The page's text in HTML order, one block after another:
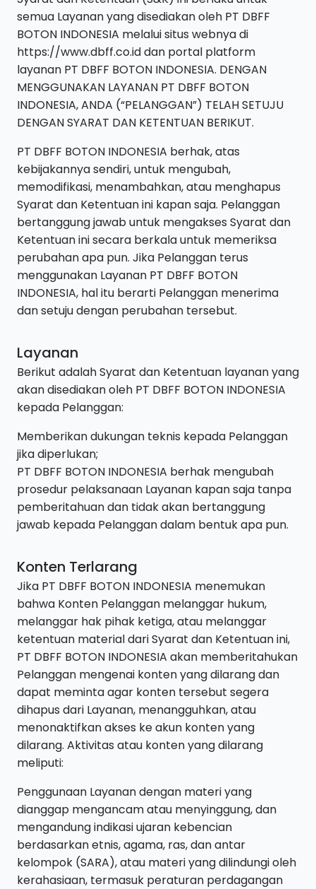
semua Layanan yang disediakan oleh PT DBFF
BOTON INDONESIA melalui situs webnya di
https://www.dbff.co.id dan portal platform
layanan PT DBFF BOTON INDONESIA. DENGAN
MENGGUNAKAN LAYANAN PT DBFF BOTON
INDONESIA, ANDA (“PELANGGAN”) TELAH SETUJU
DENGAN SYARAT DAN KETENTUAN BERIKUT.
PT DBFF BOTON INDONESIA berhak, atas
kebijakannya sendiri, untuk mengubah,
memodifikasi, menambahkan, atau menghapus
Syarat dan Ketentuan ini kapan saja. Pelanggan
bertanggung jawab untuk mengakses Syarat dan
Ketentuan ini secara berkala untuk memeriksa
perubahan apa pun. Jika Pelanggan terus
menggunakan Layanan PT DBFF BOTON
INDONESIA, hal itu berarti Pelanggan menerima
dan setuju dengan perubahan tersebut.
Layanan
Berikut adalah Syarat dan Ketentuan layanan yang
akan disediakan oleh PT DBFF BOTON INDONESIA
kepada Pelanggan:
Memberikan dukungan teknis kepada Pelanggan
jika diperlukan;
PT DBFF BOTON INDONESIA berhak mengubah
prosedur pelaksanaan Layanan kapan saja tanpa
pemberitahuan dan tidak akan bertanggung
jawab kepada Pelanggan dalam bentuk apa pun.
Konten Terlarang
Jika PT DBFF BOTON INDONESIA menemukan
bahwa Konten Pelanggan melanggar hukum,
melanggar hak pihak ketiga, atau melanggar
ketentuan material dari Syarat dan Ketentuan ini,
PT DBFF BOTON INDONESIA akan memberitahukan
Pelanggan mengenai konten yang dilarang dan
dapat meminta agar konten tersebut segera
dihapus dari Layanan, menangguhkan, atau
menonaktifkan akses ke akun konten yang
dilarang. Aktivitas atau konten yang dilarang
meliputi:
Penggunaan Layanan dengan materi yang
dianggap mengancam atau menyinggung, dan
mengandung indikasi ujaran kebencian
berdasarkan etnis, agama, ras, dan antar
kelompok (SARA), atau materi yang dilindungi oleh
kerahasiaan, termasuk peraturan perdagangan